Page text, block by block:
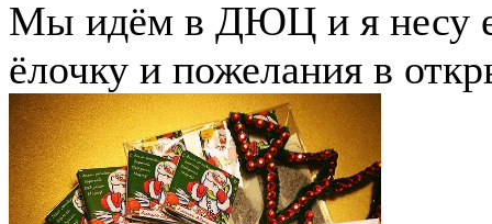
Мы идём в ДЮЦ и я несу
ёлочку и пожелания в